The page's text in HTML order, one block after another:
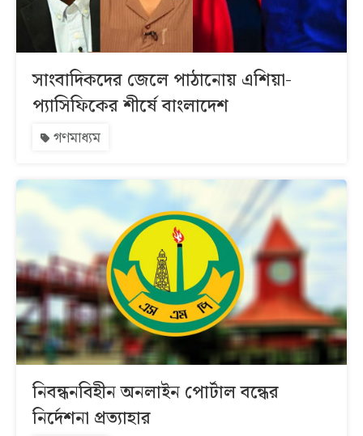
সাংবাদিকদের জেলে পাঠানোয় এশিয়া-
প্যাসিফিকের শীর্ষে বাংলাদেশ
গণমাধ্যম
নিবন্ধনবিহীন অনলাইন পোর্টাল বন্ধের
নির্দেশনা প্রত্যাহার